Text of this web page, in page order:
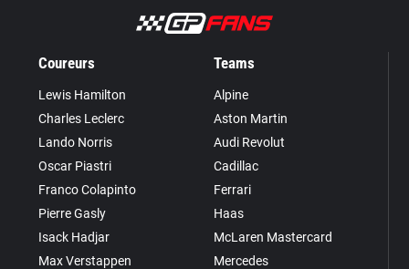
Coureurs
Lewis Hamilton
Charles Leclerc
Lando Norris
Oscar Piastri
Franco Colapinto
Pierre Gasly
Isack Hadjar
Max Verstappen
Teams
Alpine
Aston Martin
Audi Revolut
Cadillac
Ferrari
Haas
McLaren Mastercard
Mercedes